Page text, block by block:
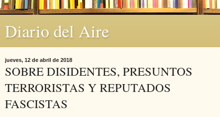
Diario del Aire
jueves, 12 de abril de 2018
SOBRE DISIDENTES, PRESUNTOS
TERRORISTAS Y REPUTADOS
FASCISTAS